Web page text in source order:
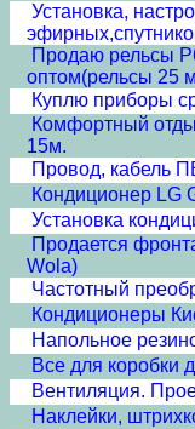
Установка,
Продаю рельсы
оптом(рельсы 25
Куплю приборы
Комфортный
15м.
Провод, кабель
Кондиционер LG
Установка
Продается
Wola)
Частотный
Кондиционеры
Напольное
Все для коробки
Вентиляция.
Наклейки,